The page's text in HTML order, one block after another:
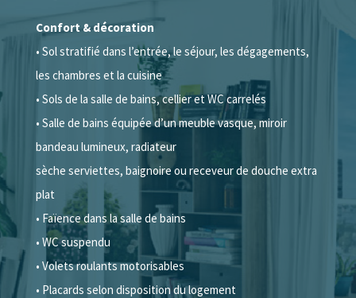
Confort & décoration
• Sol stratifié dans l’entrée, le séjour, les dégagements,
les chambres et la cuisine
• Sols de la salle de bains, cellier et WC carrelés
• Salle de bains équipée d’un meuble vasque, miroir
bandeau lumineux, radiateur
sèche serviettes, baignoire ou receveur de douche extra
plat
• Faïence dans la salle de bains
• WC suspendu
• Volets roulants motorisables
• Placards selon disposition du logement